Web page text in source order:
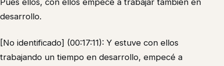
Pues ellos, con ellos empecé a trabajar también en
desarrollo.
[No identificado] (00:17:11): Y estuve con ellos
trabajando un tiempo en desarrollo, empecé a